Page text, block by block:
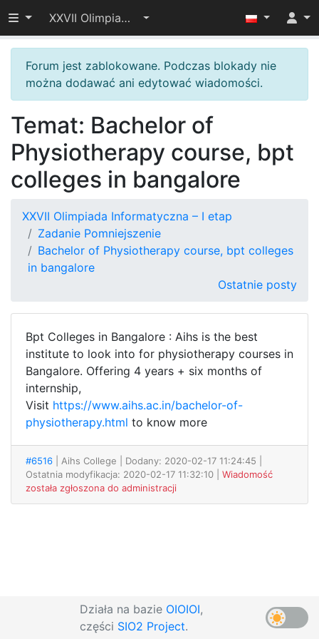
Przełącz widoczność menu
XXVII Olimpiada Informatyczna – I etap
Forum jest zablokowane. Podczas blokady nie
można dodawać ani edytować wiadomości.
Temat: Bachelor of
Physiotherapy course, bpt
colleges in bangalore
XXVII Olimpiada Informatyczna – I etap
Zadanie Pomniejszenie
Bachelor of Physiotherapy course, bpt colleges
in bangalore
Ostatnie posty
Bpt Colleges in Bangalore : Aihs is the best
institute to look into for physiotherapy courses in
Bangalore. Offering 4 years + six months of
internship,
Visit https://www.aihs.ac.in/bachelor-of-
physiotherapy.html to know more
#6516 | Aihs College
| Dodany: 2020-02-17 11:24:45 |
Ostatnia modyfikacja: 2020-02-17 11:32:10 | Wiadomość
została zgłoszona do administracji
Działa na bazie OIOIOI,
części SIO2 Project.